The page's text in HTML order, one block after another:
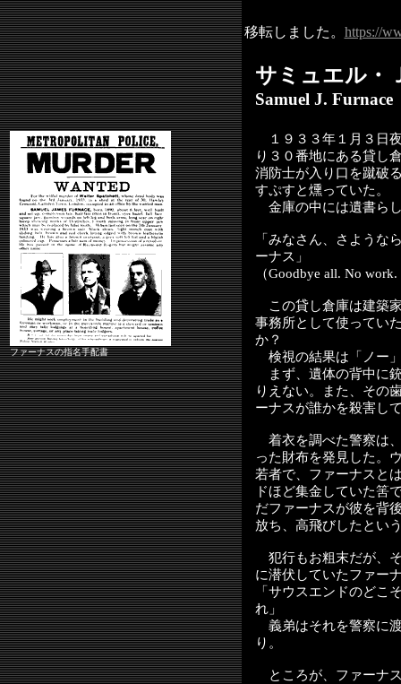
移転しました。 https://
サミュエル・
Samuel J. Furnace
ファーナスの指名手配書
１９３３年１月３日
り３０番地にある貸し
消防士が入り口を蹴破
すぷすと燻っていた。
金庫の中には遺書ら
「みなさん、さような
ーナス」
（Goodbye all. No
この貸し倉庫は建築
事務所として使ってい
か？
検視の結果は「ノー
まず、遺体の背中に
りえない。また、その
ーナスが誰かを殺害し
着衣を調べた警察は
った財布を発見した。
若者で、ファーナスと
ドほど集金していた筈
だファーナスが彼を背
放ち、高飛びしたとい
犯行もお粗末だが、
に潜伏していたファー
「サウスエンドのどこ
れ」
義弟はそれを警察に
り。
ところが、ファーナ